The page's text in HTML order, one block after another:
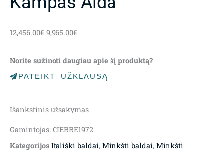
12,456.00€ price
12,456.00€.
9,965.00€
9,965.00€.
Norite sužinoti daugiau apie šį produktą?
PATEIKTI UŽKLAUSĄ
Išankstinis užsakymas
Gamintojas: CIERRE1972
Kategorijos Itališki baldai, Minkšti baldai, Minkšti